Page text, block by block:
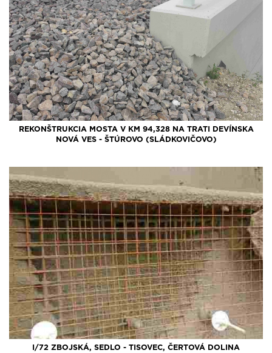
REKONŠTRUKCIA MOSTA V KM 94,328 NA TRATI DEVÍNSKA
NOVÁ VES - ŠTÚROVO (SLÁDKOVIČOVO)
I/72 ZBOJSKÁ, SEDLO - TISOVEC, ČERTOVÁ DOLINA